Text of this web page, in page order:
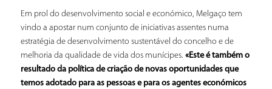
Em prol do desenvolvimento social e económico, Melgaço tem
vindo a apostar num conjunto de iniciativas assentes numa
estratégia de desenvolvimento sustentável do concelho e de
melhoria da qualidade de vida dos munícipes. «Este é também o
resultado da política de criação de novas oportunidades que
temos adotado para as pessoas e para os agentes económicos